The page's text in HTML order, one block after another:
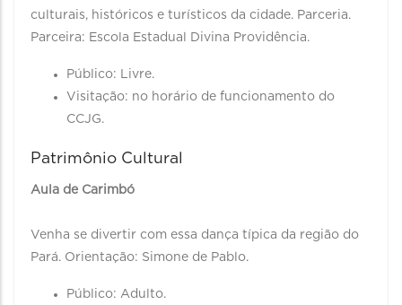
culturais, históricos e turísticos da cidade. Parceria.
Parceira: Escola Estadual Divina Providência.
Público: Livre.
Visitação: no horário de funcionamento do
CCJG.
Patrimônio Cultural
Aula de Carimbó
Venha se divertir com essa dança típica da região do
Pará. Orientação: Simone de Pablo.
Público: Adulto.